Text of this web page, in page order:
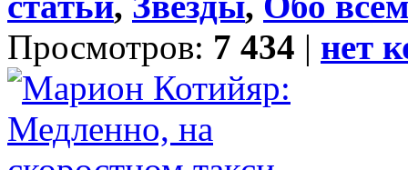
Просмотров: 7 434 | нет